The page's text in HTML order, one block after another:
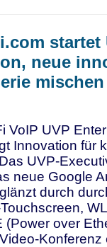
neue
VoIP UVP
Innovation für
UVP-
neue Google
durch
over
Konferenz